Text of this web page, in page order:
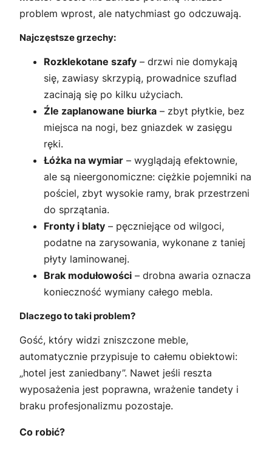
problem wprost, ale natychmiast go odczuwają.
Najczęstsze grzechy:
Rozklekotane szafy – drzwi nie domykają
się, zawiasy skrzypią, prowadnice szuflad
zacinają się po kilku użyciach.
Źle zaplanowane biurka – zbyt płytkie, bez
miejsca na nogi, bez gniazdek w zasięgu
ręki.
Łóżka na wymiar – wyglądają efektownie,
ale są nieergonomiczne: ciężkie pojemniki na
pościel, zbyt wysokie ramy, brak przestrzeni
do sprzątania.
Fronty i blaty – pęczniejące od wilgoci,
podatne na zarysowania, wykonane z taniej
płyty laminowanej.
Brak modułowości – drobna awaria oznacza
konieczność wymiany całego mebla.
Dlaczego to taki problem?
Gość, który widzi zniszczone meble,
automatycznie przypisuje to całemu obiektowi:
„hotel jest zaniedbany”. Nawet jeśli reszta
wyposażenia jest poprawna, wrażenie tandety i
braku profesjonalizmu pozostaje.
Co robić?